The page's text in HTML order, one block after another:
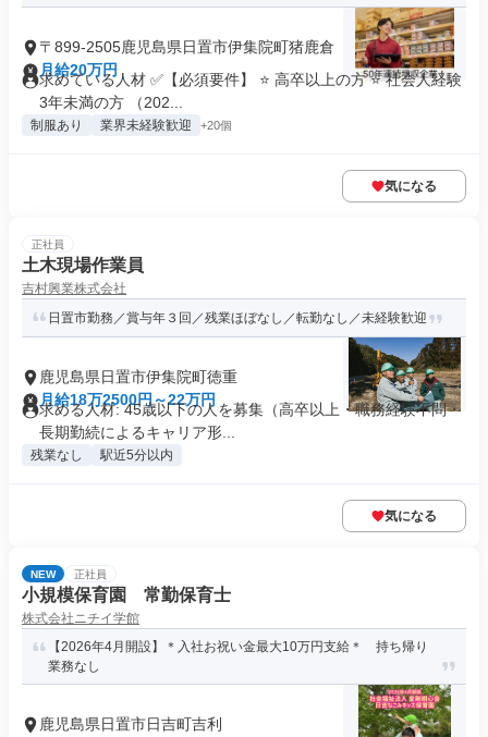
〒899-2505鹿児島県日置市伊集院町猪鹿倉
月給20万円
求めている人材 ✅【必須要件】 ⭐ 高卒以上の方 ⭐ 社会人経験
3年未満の方 （202...
制服あり 業界未経験歓迎 +20個
気になる
正社員
土木現場作業員
吉村興業株式会社
日置市勤務／賞与年３回／残業ほぼなし／転勤なし／未経験歓迎
鹿児島県日置市伊集院町徳重
月給18万2500円～22万円
求める人材: 45歳以下の人を募集（高卒以上・職務経験不問・
長期勤続によるキャリア形...
残業なし 駅近5分以内
気になる
NEW 正社員
小規模保育園 常勤保育士
株式会社ニチイ学館
【2026年4月開設】＊入社お祝い金最大10万円支給＊ 持ち帰り
業務なし
鹿児島県日置市日吉町吉利